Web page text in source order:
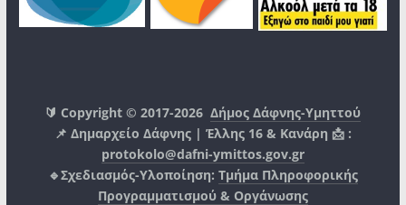
🔰 Copyright © 2017-2026Δήμος Δάφνης-Υμηττού
📌 Δημαρχείο Δάφνης | Έλλης 16 & Κανάρη 📩 :
protokolo@dafni-ymittos.gov.gr
🔹Σχεδιασμός-Υλοποίηση: Τμήμα Πληροφορικής
Προγραμματισμού & Οργάνωσης